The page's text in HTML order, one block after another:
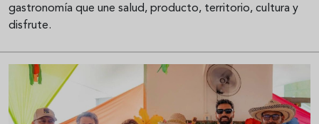
gastronomía que une salud, producto, territorio, cultura y
disfrute.